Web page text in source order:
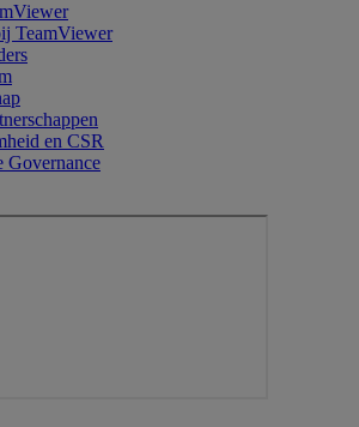
TeamViewer
en CSR
Governance